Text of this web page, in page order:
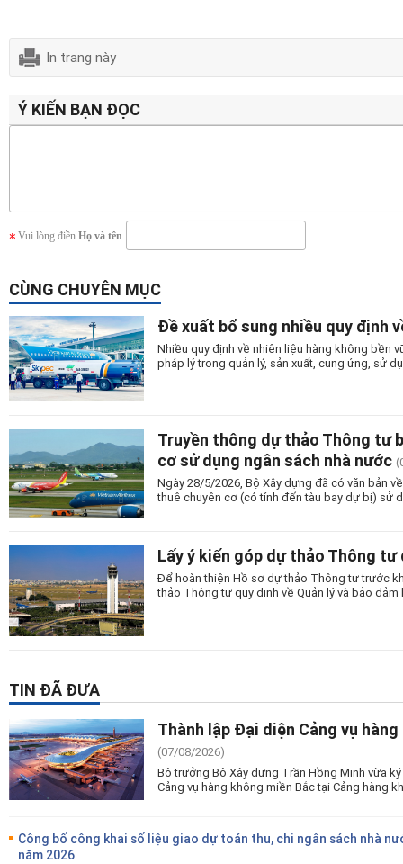
In trang này
Ý KIẾN BẠN ĐỌC
Vui lòng điền Họ và tên
CÙNG CHUYÊN MỤC
Đề xuất bổ sung nhiều quy định
Nhiều quy định về nhiên liệu hàng không bền
pháp lý trong quản lý, sản xuất, cung ứng, sử
Truyền thông dự thảo Thông tư
cơ sử dụng ngân sách nhà nước
Ngày 28/5/2026, Bộ Xây dựng đã có văn bản
thuê chuyên cơ (có tính đến tàu bay dự bị) sử
Lấy ý kiến góp dự thảo Thông tư
Để hoàn thiện Hồ sơ dự thảo Thông tư trước
thảo Thông tư quy định về Quản lý và bảo đảm
TIN ĐÃ ĐƯA
Thành lập Đại diện Cảng vụ
(07/08/2026)
Bộ trưởng Bộ Xây dựng Trần Hồng Minh vừa
Cảng vụ hàng không miền Bắc tại Cảng hàng
Công bố công khai số liệu giao dự toán thu, chi ngân sách nhà
năm 2026